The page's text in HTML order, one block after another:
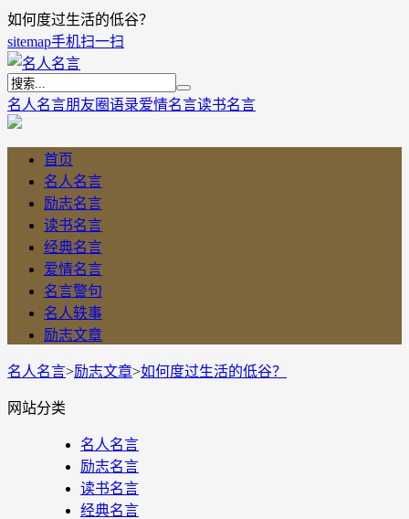
如何度过生活的低谷？
sitemap手机扫一扫
名人名言朋友圈语录爱情名言读书名言
首页
名人名言
励志名言
读书名言
经典名言
爱情名言
名言警句
名人轶事
励志文章
名人名言>励志文章>如何度过生活的低谷？
网站分类
名人名言
励志名言
读书名言
经典名言